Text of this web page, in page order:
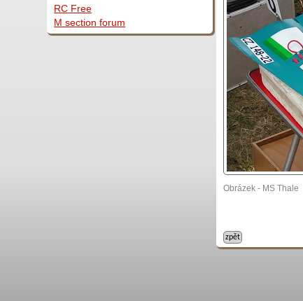
RC Free
M section forum
Obrázek - MS Thale
zpět